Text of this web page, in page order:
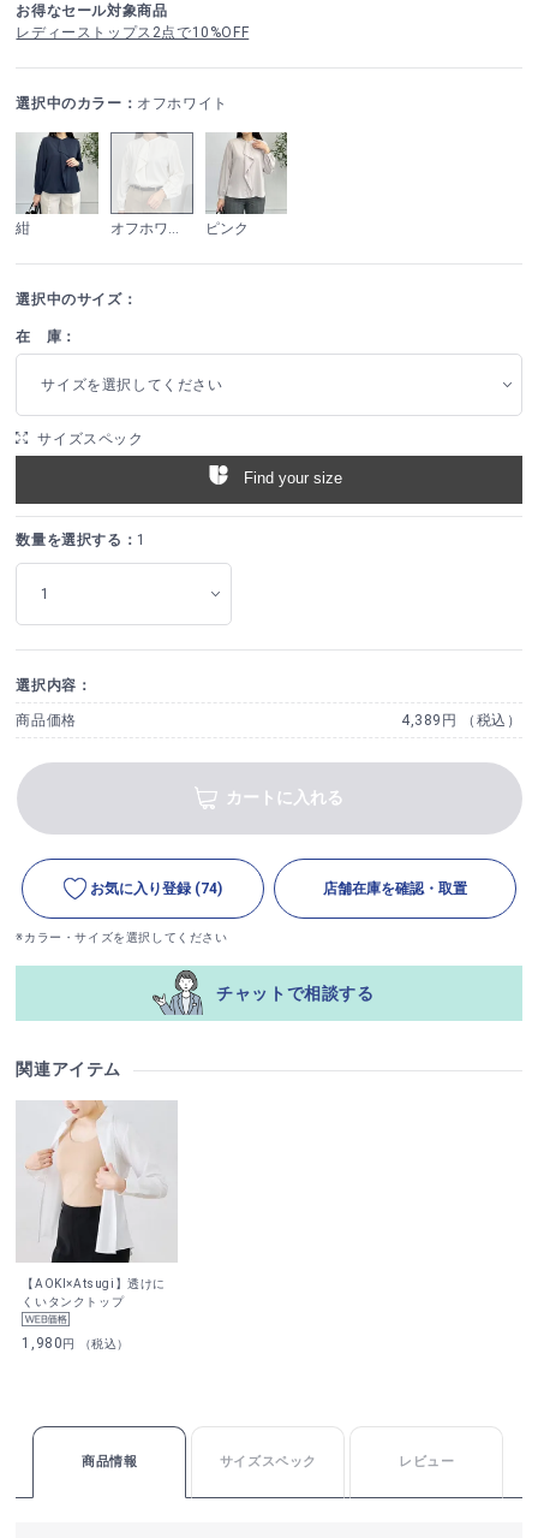
お得なセール対象商品
レディーストップス2点で10%OFF
選択中のカラー： オフホワイト
紺 オフホワイト ピンク
選択中のサイズ：
在 庫：
サイズを選択してください
サイズスペック
Find your size
数量を選択する： 1
選択内容：
商品価格 4,389円 （税込）
カートに入れる
お気に入り登録 (74) 店舗在庫を確認・取置
※カラー・サイズを選択してください
チャットで相談する
関連アイテム
【AOKI×Atsugi】透けに
くいタンクトップ
1,980円 （税込）
商品情報 サイズスペック レビュー